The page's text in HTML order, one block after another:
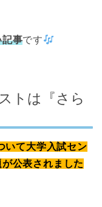
記事です
トは『さら
いて大学入試セン
公表されました